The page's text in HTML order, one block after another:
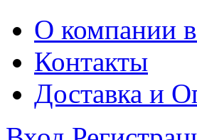
О компании
Контакты
Доставка и